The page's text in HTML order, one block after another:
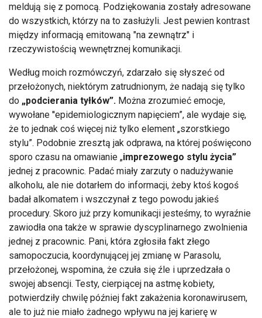
meldują się z pomocą. Podziękowania zostały adresowane
do wszystkich, którzy na to zasłużyli. Jest pewien kontrast
między informacją emitowaną "na zewnątrz" i
rzeczywistością wewnętrznej komunikacji.
Według moich rozmówczyń, zdarzało się słyszeć od
przełożonych, niektórym zatrudnionym, że nadają się tylko
do „podcierania tyłków”. Można zrozumieć emocje,
wywołane ''epidemiologicznym napięciem”, ale wydaje się,
że to jednak coś więcej niż tylko element „szorstkiego
stylu”. Podobnie zresztą jak odprawa, na której poświęcono
sporo czasu na omawianie „imprezowego stylu życia”
jednej z pracownic. Padać miały zarzuty o nadużywanie
alkoholu, ale nie dotarłem do informacji, żeby ktoś kogoś
badał alkomatem i wszczynał z tego powodu jakieś
procedury. Skoro już przy komunikacji jesteśmy, to wyraźnie
zawiodła ona także w sprawie dyscyplinarnego zwolnienia
jednej z pracownic. Pani, która zgłosiła fakt złego
samopoczucia, koordynującej jej zmianę w Parasolu,
przełożonej, wspomina, że czuła się źle i uprzedzała o
swojej absencji. Testy, cierpiącej na astmę kobiety,
potwierdziły chwilę później fakt zakażenia koronawirusem,
ale to już nie miało żadnego wpływu na jej karierę w